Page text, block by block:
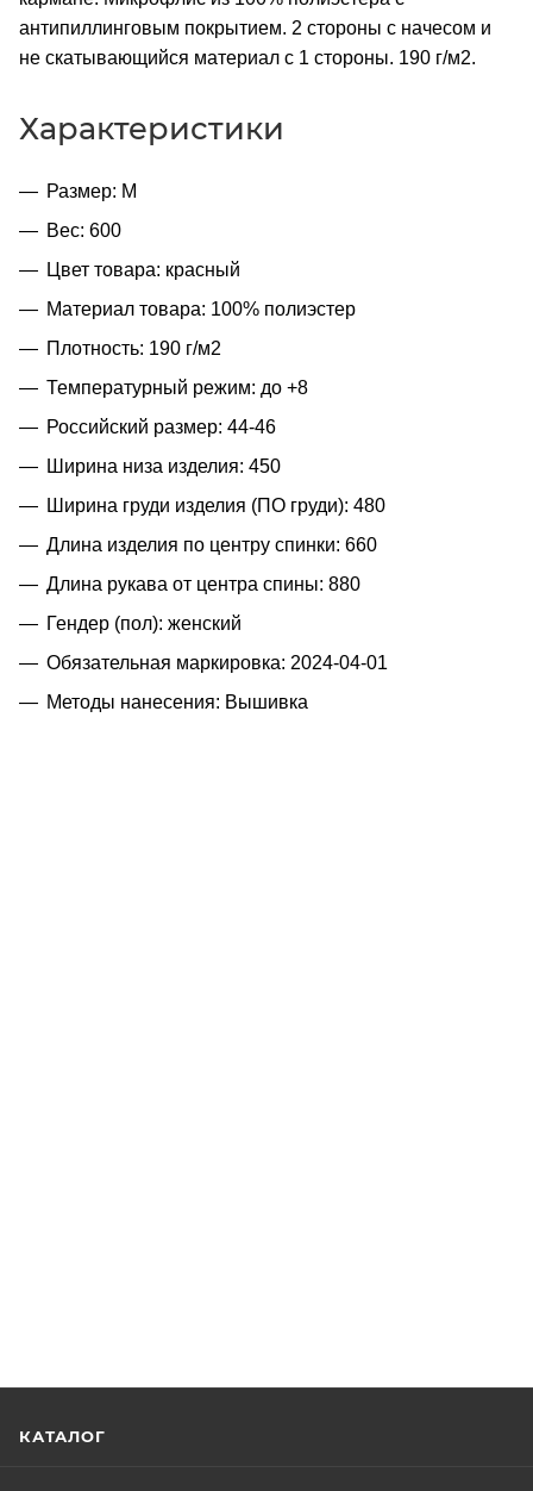
антипиллинговым покрытием. 2 стороны с начесом и
не скатывающийся материал с 1 стороны. 190 г/м2.
Характеристики
Размер: M
Вес: 600
Цвет товара: красный
Материал товара: 100% полиэстер
Плотность: 190 г/м2
Температурный режим: до +8
Российский размер: 44-46
Ширина низа изделия: 450
Ширина груди изделия (ПО груди): 480
Длина изделия по центру спинки: 660
Длина рукава от центра спины: 880
Гендер (пол): женский
Обязательная маркировка: 2024-04-01
Методы нанесения: Вышивка
КАТАЛОГ